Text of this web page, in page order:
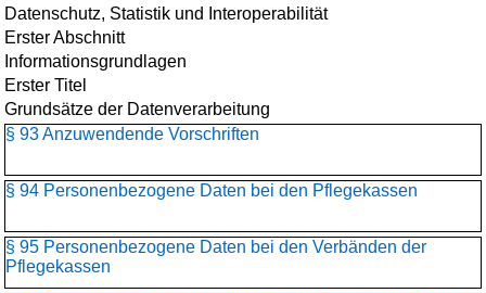
Datenschutz, Statistik und Interoperabilität
Erster Abschnitt
Informationsgrundlagen
Erster Titel
Grundsätze der Datenverarbeitung
§ 93 Anzuwendende Vorschriften
§ 94 Personenbezogene Daten bei den Pflegekassen
§ 95 Personenbezogene Daten bei den Verbänden der
Pflegekassen